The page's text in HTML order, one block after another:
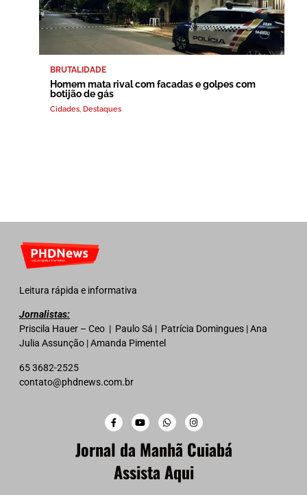
BRUTALIDADE
Homem mata rival com facadas e golpes com
botijão de gás
Cidades, Destaques
Leitura rápida e informativa
Jornalistas:
Priscila Hauer – Ceo | Paulo Sá | Patrícia Domingues | Ana
Julia Assunção | Amanda Pimentel
65 3682-2525
contato@phdnews.com.br
Jornal da Manhã Cuiabá
Assista Aqui